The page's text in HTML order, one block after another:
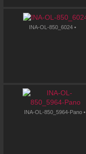
INA-OL-850_6024 •
INA-OL-850_5964-Pano •